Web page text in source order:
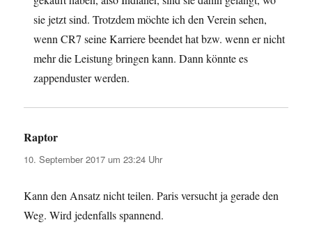
sie jetzt sind. Trotzdem möchte ich den Verein sehen,
wenn CR7 seine Karriere beendet hat bzw. wenn er nicht
mehr die Leistung bringen kann. Dann könnte es
zappenduster werden.
Raptor
10. September 2017 um 23:24 Uhr
Kann den Ansatz nicht teilen. Paris versucht ja gerade den
Weg. Wird jedenfalls spannend.